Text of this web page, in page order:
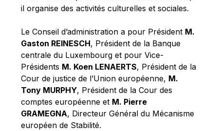
Paschal Donohoe
Pat Cox
Patrizia Nanz
Philippe Maystadt
Pierre Gramegna
Richard Pelly
Robert Goebbels
Robert REYNDERS
il organise des activités culturelles et sociales.
Le Conseil d’administration a pour Président M.
Gaston REINESCH, Président de la Banque
centrale du Luxembourg et pour Vice-
Présidents M. Koen LENAERTS, Président de la
Cour de justice de l’Union européenne, M.
Tony MURPHY, Président de la Cour des
comptes européenne et M. Pierre
GRAMEGNA, Directeur Général du Mécanisme
européen de Stabilité.